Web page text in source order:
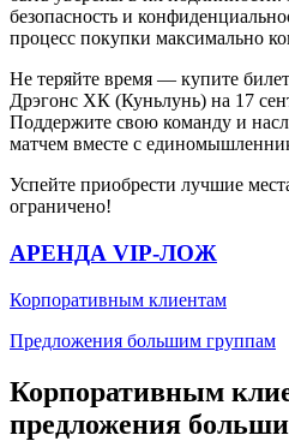
безопасность и
процесс покупки максимально
Не теряйте время — купите
Дрэгонс ХК (Куньлунь) на 17
Поддержите свою команду и
матчем вместе с
Успейте приобрести лучшие
ограничено!
АРЕНДА VIP-ЛОЖ
Корпоративным клиентам
Предложения большим группам
Корпоративным
предложения